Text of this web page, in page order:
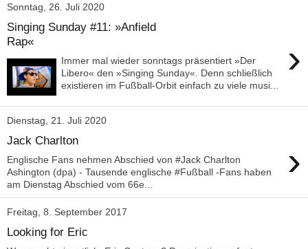
Sonntag, 26. Juli 2020
Singing Sunday #11: »Anfield
Rap«
›
Immer mal wieder sonntags präsentiert »Der
Libero« den »Singing Sunday«. Denn schließlich
existieren im Fußball-Orbit einfach zu viele musi...
Dienstag, 21. Juli 2020
Jack Charlton ›
Englische Fans nehmen Abschied von #Jack Charlton
Ashington (dpa) - Tausende englische #Fußball -Fans haben
am Dienstag Abschied vom 66e...
Freitag, 8. September 2017
Looking for Eric